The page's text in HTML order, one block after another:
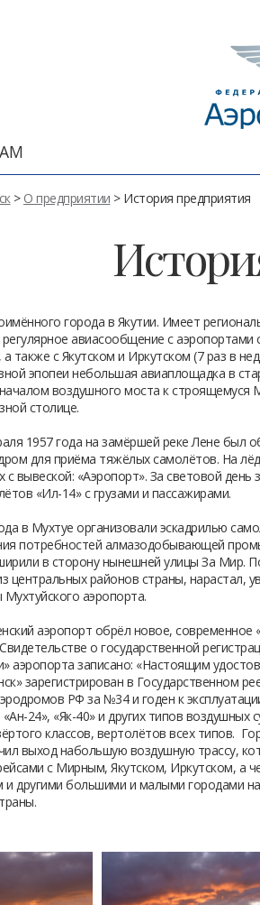
> О предприятии > История предприятия
города в Якутии. Имеет
авиасообщение с аэропортами
а также с Якутском и Иркутском (7 раз в
эпопеи небольшая авиаплощадка в
воздушного моста к строящемуся
столице.
1957 года на замёршей реке Лене был
для приёма тяжёлых самолётов. На
с вывеской: «Аэропорт». За световой день
«Ил-14» с грузами и пассажирами.
в Мухтуе организовали эскадрилью
потребностей алмазодобывающей
в сторону нынешней улицы За Мир.
центральных районов страны, нарастал,
аэропорта.
аэропорт обрёл новое, современное
о государственной
аэропорта записано: «Настоящим
зарегистрирован в Государственном
РФ за №34 и годен к
24», «Як-40» и других типов воздушных
классов, вертолётов всех типов.
выход набольшую воздушную трассу,
с Мирным, Якутском, Иркутском, а
и другими большими и малыми городами